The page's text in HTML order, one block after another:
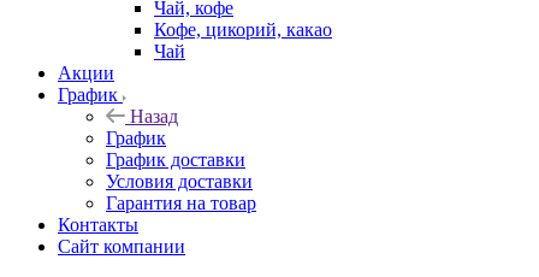
Чай, кофе
Кофе, цикорий, какао
Чай
Акции
График
Назад
График
График доставки
Условия доставки
Гарантия на товар
Контакты
Сайт компании